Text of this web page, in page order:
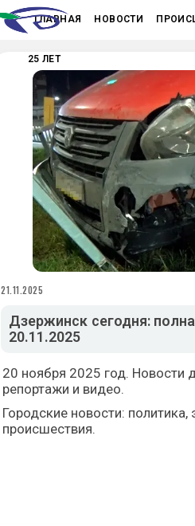
ГЛАВНАЯ НОВОСТИ
25 ЛЕТ
21.11.2025
Дзержинск сегодня:
20.11.2025
20 ноября 2025 год. Новости
репортажи и видео.
Городские новости: политика,
происшествия.